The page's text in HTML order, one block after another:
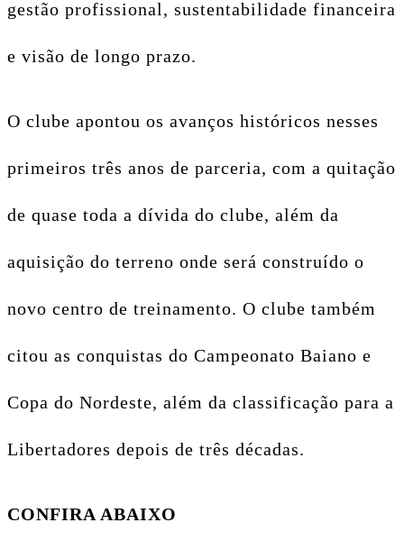
gestão profissional, sustentabilidade financeira
e visão de longo prazo.
O clube apontou os avanços históricos nesses
primeiros três anos de parceria, com a quitação
de quase toda a dívida do clube, além da
aquisição do terreno onde será construído o
novo centro de treinamento. O clube também
citou as conquistas do Campeonato Baiano e
Copa do Nordeste, além da classificação para a
Libertadores depois de três décadas.
CONFIRA ABAIXO